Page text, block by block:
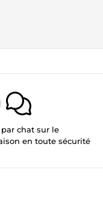
chat sur le
en toute sécurité